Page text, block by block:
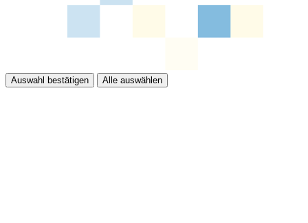
Auswahl bestätigen Alle auswählen